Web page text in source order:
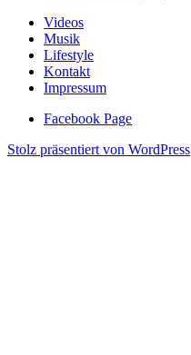
Videos
Musik
Lifestyle
Kontakt
Impressum
Facebook Page
Stolz präsentiert von WordPress